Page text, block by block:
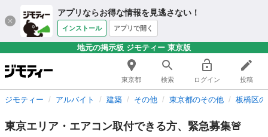
アプリならお得な情報を見逃さない！
インストール アプリで開く
地元の掲示板 ジモティー 東京版
東京都 検索 ログイン 投稿
ジモティー アルバイト 建築 その他 東京都のその他 板橋区
東京エリア・エアコン取付できる方、緊急募集🚨